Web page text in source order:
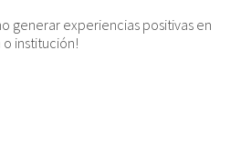
generar experiencias positivas en
institución!